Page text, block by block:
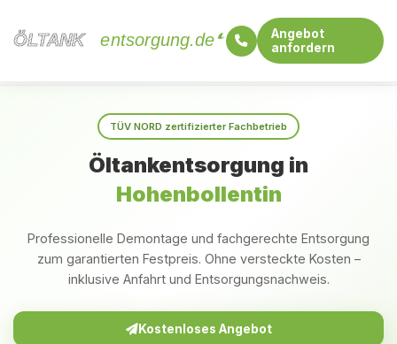
ÖLTANK
ÖLTANK entsorgung.de
Angebot
anfordern
TÜV NORD zertifizierter Fachbetrieb
Öltankentsorgung in
Hohenbollentin
Professionelle Demontage und fachgerechte Entsorgung
zum garantierten Festpreis. Ohne versteckte Kosten –
inklusive Anfahrt und Entsorgungsnachweis.
Kostenloses Angebot